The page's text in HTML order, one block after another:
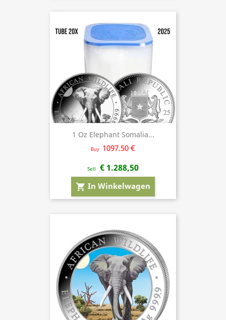
1 Oz Elephant Somalia...
Buy 1097.50 €
Sell € 1.288,50
shopping_cart In Winkelwagen